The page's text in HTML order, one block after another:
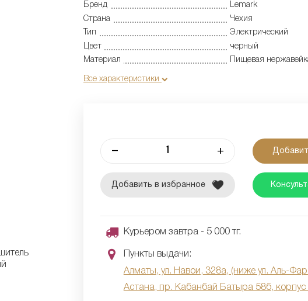
Бренд
Lemark
Страна
Чехия
Тип
Электрический
Цвет
черный
Материал
Пищевая
Все характеристики
– +
Добавить в избранное
Курьером завтра - 5 000 тг.
Пункты выдачи:
Алматы, ул. Навои, 328а, (ниже ул. Аль-
Астана, пр. Кабанбай Батыра 58б, корпус